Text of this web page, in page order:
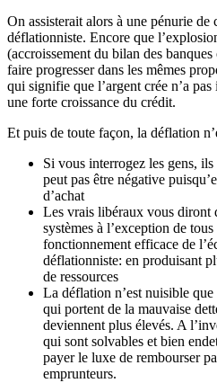
On assisterait alors à une pénurie de
déflationniste. Encore que
(accroissement du bilan des banques
faire progresser dans les mêmes
qui signifie que l’argent crée n’a
une forte croissance du crédit.
Et puis de toute façon, la déflation
Si vous interrogez les gens,
peut pas être négative
d’achat
Les vrais libéraux vous diront
systèmes à l’exception de tous
fonctionnement efficace de
déflationniste: en produisant
de ressources
La déflation n’est nuisible
qui portent de la mauvaise
deviennent plus élevés. A
qui sont solvables et bien
payer le luxe de rembourser
emprunteurs.